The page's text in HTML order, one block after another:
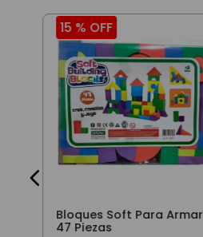
15 % OFF
Bloques Soft Para Armar
47 Piezas